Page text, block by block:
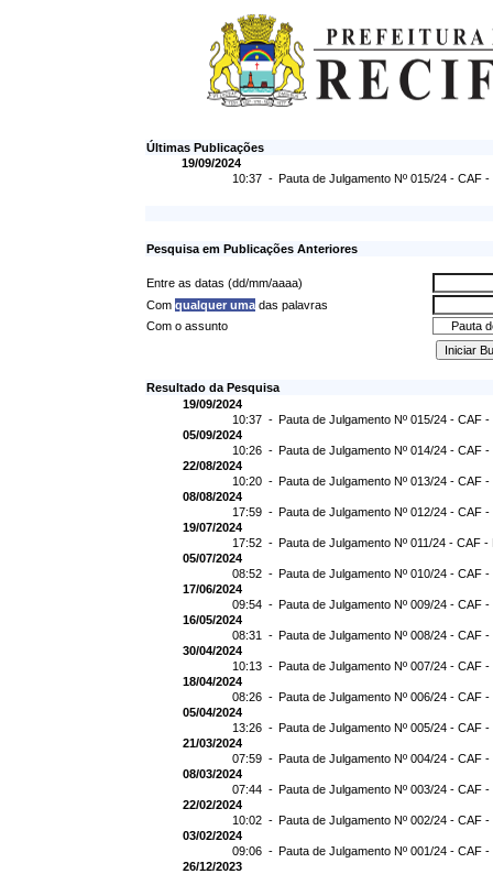
Últimas Publicações
19/09/2024
10:37 - Pauta de Julgamento Nº 015/24 - CAF -
Pesquisa em Publicações Anteriores
Entre as datas (dd/mm/aaaa)
Com qualquer uma das palavras
Com o assunto
Resultado da Pesquisa
19/09/2024
10:37 - Pauta de Julgamento Nº 015/24 - CAF -
05/09/2024
10:26 - Pauta de Julgamento Nº 014/24 - CAF -
22/08/2024
10:20 - Pauta de Julgamento Nº 013/24 - CAF
08/08/2024
17:59 - Pauta de Julgamento Nº 012/24 - CAF
19/07/2024
17:52 - Pauta de Julgamento Nº 011/24 - CAF -
05/07/2024
08:52 - Pauta de Julgamento Nº 010/24 - CAF
17/06/2024
09:54 - Pauta de Julgamento Nº 009/24 - CAF
16/05/2024
08:31 - Pauta de Julgamento Nº 008/24 - CAF
30/04/2024
10:13 - Pauta de Julgamento Nº 007/24 - CAF
18/04/2024
08:26 - Pauta de Julgamento Nº 006/24 - CAF
05/04/2024
13:26 - Pauta de Julgamento Nº 005/24 - CAF
21/03/2024
07:59 - Pauta de Julgamento Nº 004/24 - CAF
08/03/2024
07:44 - Pauta de Julgamento Nº 003/24 - CAF
22/02/2024
10:02 - Pauta de Julgamento Nº 002/24 - CAF
03/02/2024
09:06 - Pauta de Julgamento Nº 001/24 - CAF
26/12/2023